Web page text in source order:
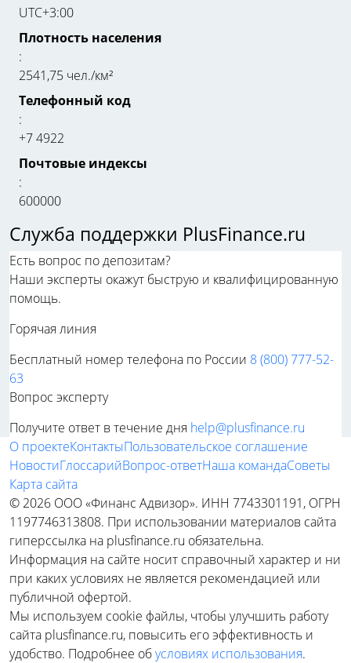
UTC+3:00
Плотность населения
:
2541,75 чел./км²
Телефонный код
:
+7 4922
Почтовые индексы
:
600000
Служба поддержки PlusFinance.ru
Есть вопрос по депозитам?
Наши эксперты окажут быструю и квалифицированную
помощь.
Горячая линия
Бесплатный номер телефона по России 8 (800) 777-52-
63
Вопрос эксперту
Получите ответ в течение дня help@plusfinance.ru
О проектеКонтактыПользовательское соглашение
НовостиГлоссарийВопрос-ответНаша командаСоветы
Карта сайта
© 2026 ООО «Финанс Адвизор». ИНН 7743301191, ОГРН
1197746313808. При использовании материалов сайта
гиперссылка на plusfinance.ru обязательна.
Информация на сайте носит справочный характер и ни
при каких условиях не является рекомендацией или
публичной офертой.
Мы используем cookie файлы, чтобы улучшить работу
сайта plusfinance.ru, повысить его эффективность и
удобство. Подробнее обусловиях использования.